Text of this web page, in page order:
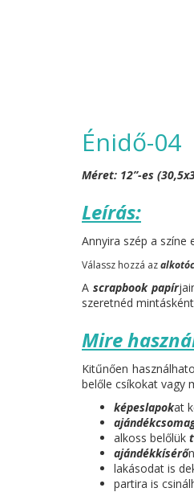
Énidő-04
Méret: 12”-es
Leírás:
Annyira szép a színe
Válassz hozzá az
Ascrapbook papír
szeretnéd
Mire
Kitűnően
belőle csíkokat vagy
képeslapokat
alkoss belőlük
ajándékkísérő
lakásodat is
partira is